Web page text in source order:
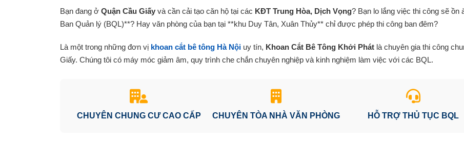
Bạn đang ở Quận Cầu Giấy và cần cải tạo căn hộ tại các KĐT Trung Hòa, Dịch Vọng? Bạn lo lắng việc thi công sẽ ồn
Ban Quản lý (BQL)**? Hay văn phòng của bạn tại **khu Duy Tân, Xuân Thủy** chỉ được phép thi công ban đêm?
Là một trong những đơn vị khoan cắt bê tông Hà Nội uy tín, Khoan Cắt Bê Tông Khởi Phát là chuyên gia thi công
Giấy. Chúng tôi có máy móc giảm âm, quy trình che chắn chuyên nghiệp và kinh nghiệm làm việc với các BQL.
CHUYÊN CHUNG CƯ CAO CẤP CHUYÊN TÒA NHÀ VĂN PHÒNG HỖ TRỢ THỦ TỤC BQL